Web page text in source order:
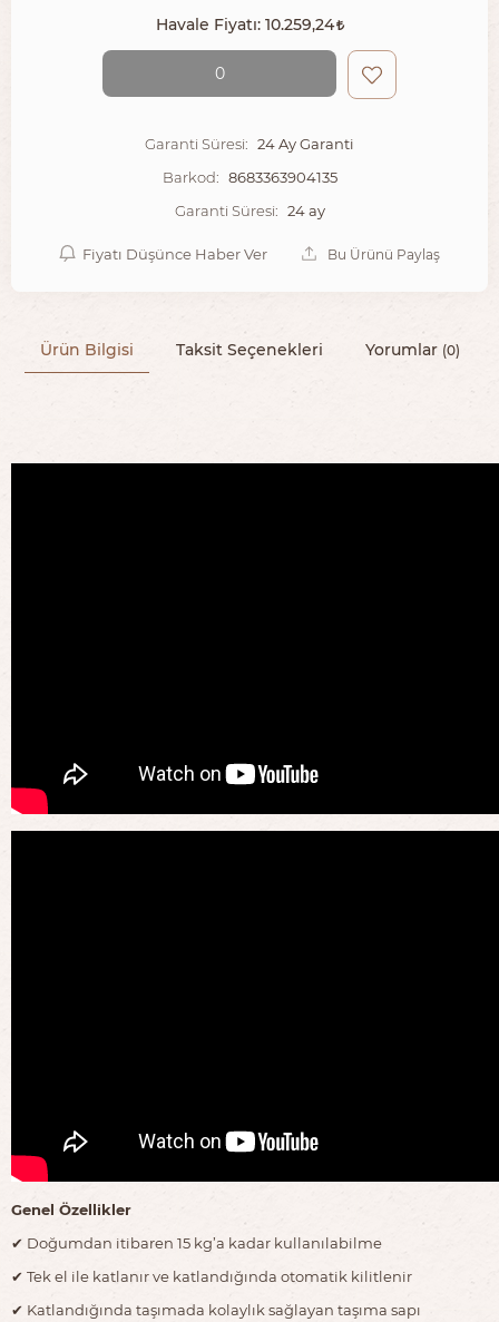
Havale Fiyatı: 10.259,24
0
Garanti Süresi: 24 Ay Garanti
Barkod: 8683363904135
Garanti Süresi: 24 ay
Fiyatı Düşünce Haber Ver Bu Ürünü Paylaş
Ürün Bilgisi Taksit Seçenekleri Yorumlar (0)
Genel Özellikler
✔︎ Doğumdan itibaren 15 kg’a kadar kullanılabilme
✔︎ Tek el ile katlanır ve katlandığında otomatik kilitlenir
✔︎ Katlandığında taşımada kolaylık sağlayan taşıma sapı